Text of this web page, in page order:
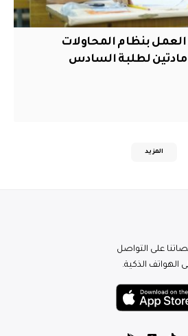
العمل بنظام المحاولات
مادتين لطلبة السادس
المزيد
على التواصل
الهواتف الذكية.